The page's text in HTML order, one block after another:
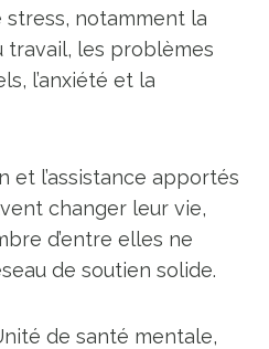
notamment la
travail, les problèmes
l’anxiété et la
et l’assistance apportés
changer leur vie,
d’entre elles ne
de soutien solide.
de santé mentale,